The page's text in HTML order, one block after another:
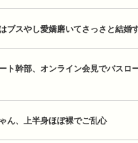
ブスやし愛嬌磨いてさっさと結婚
ト幹部、オンライン会見でバスロ
ん、上半身ほぼ裸でご乱心